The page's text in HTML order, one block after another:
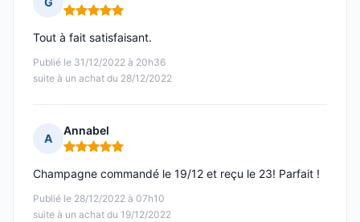
Note : 5 sur 5
Publié le 31/12/2022 à 20h36
suite à un achat du 28/12/2022
Tout à fait satisfaisant.
A
Annabel
Note : 5 sur 5
Publié le 28/12/2022 à 07h10
suite à un achat du 19/12/2022
Champagne commandé le 19/12 et reçu le 23! Parfait !